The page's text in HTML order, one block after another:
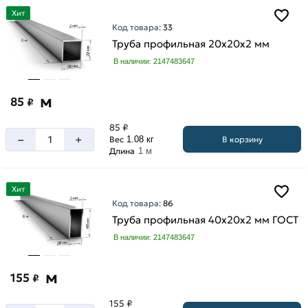
Хит
Код товара:33
Труба профильная 20х20х2 мм
В наличии: 2147483647
85 ₽ м
– +
85 ₽
Вес 1.08 кг
Длина 1 м
В корзину
Хит
Код товара:86
Труба профильная 40х20х2 мм ГОСТ
В наличии: 2147483647
155 ₽ м
155 ₽